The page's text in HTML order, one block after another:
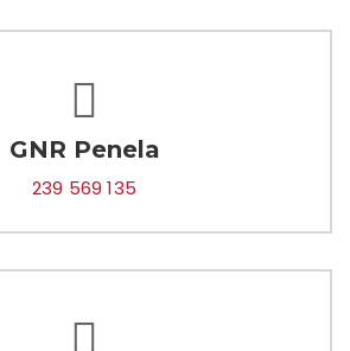
GNR Penela
239 569 135